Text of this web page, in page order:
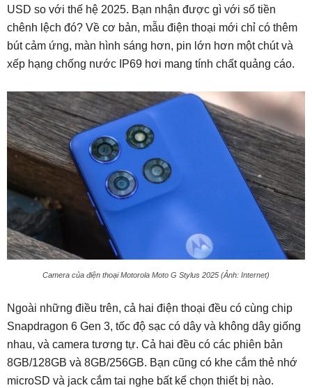
USD so với thế hệ 2025. Bạn nhận được gì với số tiền
chênh lệch đó? Về cơ bản, mẫu điện thoại mới chỉ có thêm
bút cảm ứng, màn hình sáng hơn, pin lớn hơn một chút và
xếp hạng chống nước IP69 hơi mang tính chất quảng cáo.
Camera của điện thoại Motorola Moto G Stylus 2025 (Ảnh: Internet)
Ngoài những điều trên, cả hai điện thoại đều có cùng chip
Snapdragon 6 Gen 3, tốc độ sạc có dây và không dây giống
nhau, và camera tương tự. Cả hai đều có các phiên bản
8GB/128GB và 8GB/256GB. Bạn cũng có khe cắm thẻ nhớ
microSD và jack cắm tai nghe bất kể chọn thiết bị nào.